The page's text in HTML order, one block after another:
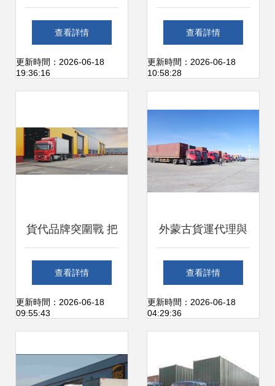
達貨運代理，專業
高效不止一步
查看詳情
更新時間：2026-06-18
19:36:16
貨運代理處理擠壓
棒進口的全流程解
查看詳情
更新時間：2026-06-18
10:58:28
貨代品牌突圍戰 把
握要點，打造無敵
品牌
查看詳情
更新時間：2026-06-18
09:55:43
外蒙古貨運代理與
報關報檢全攻略
——打破貿易壁壘
查看詳情
更新時間：2026-06-18
04:29:36